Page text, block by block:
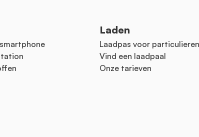
Laden
Laadpas voor particulieren
Vind een laadpaal
Onze tarieven